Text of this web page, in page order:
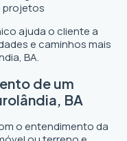
projetos
ajuda o cliente a
e caminhos mais
BA.
de um
BA
o entendimento da